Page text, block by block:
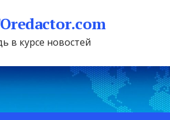
в курсе новостей